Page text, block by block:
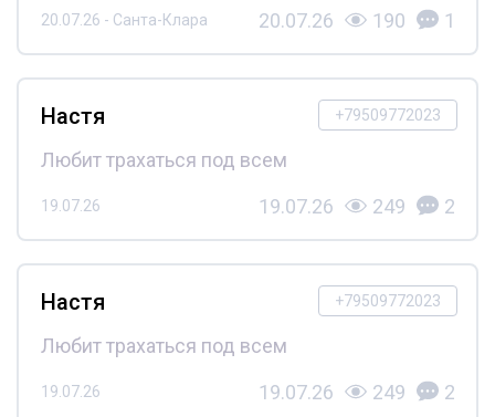
20.07.26 - Санта-Клара 20.07.26 190 1
+79509772023
Настя
Любит трахаться под всем
19.07.26 19.07.26 249 2
+79509772023
Настя
Любит трахаться под всем
19.07.26 19.07.26 249 2